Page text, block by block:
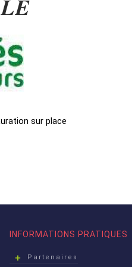
sur place
INFORMATIONS PRATIQUES
Partenaires